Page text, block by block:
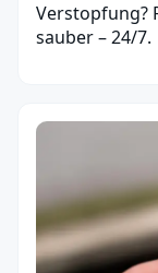
Verstopfung?
sauber – 24/7.